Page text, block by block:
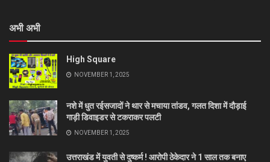
अभी अभी
High Square
NOVEMBER 1, 2025
नशे में धुत रईसजादों ने थार से मचाया तांडव, गलत दिशा में दौड़ाई
गाड़ी डिवाइडर से टकराकर पलटी
NOVEMBER 1, 2025
उत्तराखंड में युवती से दुष्कर्म ! आरोपी ठेकेदार ने 1 साल तक बनाए